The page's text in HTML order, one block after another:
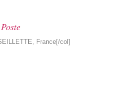
France[/col]